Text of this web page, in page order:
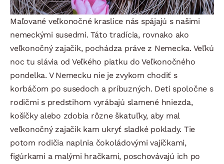
Maľované veľkonočné kraslice nás spájajú s našimi
nemeckými susedmi. Táto tradícia, rovnako ako
veľkonočný zajačik, pochádza práve z Nemecka. Veľkú
noc tu slávia od Veľkého piatku do Veľkonočného
pondelka. V Nemecku nie je zvykom chodiť s
korbáčom po susedoch a príbuzných. Deti spoločne s
rodičmi s predstihom vyrábajú slamené hniezda,
košíčky alebo zdobia rôzne škatuľky, aby mal
veľkonočný zajačik kam ukryť sladké poklady. Tie
potom rodičia naplnia čokoládovými vajíčkami,
figúrkami a malými hračkami, poschovávajú ich po